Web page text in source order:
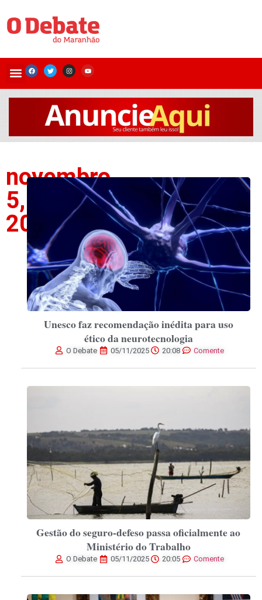
novembro
5,
2025
Unesco faz recomendação inédita para uso
ético da neurotecnologia
O Debate 05/11/2025 20:08 Comente
Gestão do seguro-defeso passa oficialmente ao
Ministério do Trabalho
O Debate 05/11/2025 20:05 Comente